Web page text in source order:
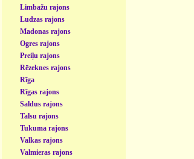
Limbažu rajons
Ludzas rajons
Madonas rajons
Ogres rajons
Preiļu rajons
Rēzeknes rajons
Rīga
Rīgas rajons
Saldus rajons
Talsu rajons
Tukuma rajons
Valkas rajons
Valmieras rajons